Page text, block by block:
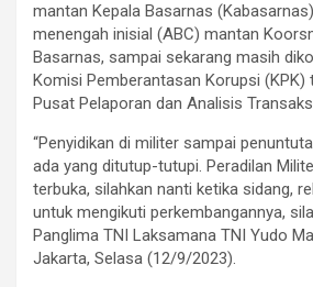
mantan Kepala Basarnas
menengah inisial (ABC) mantan
Basarnas, sampai sekarang masih
Komisi Pemberantasan Korupsi (KPK)
Pusat Pelaporan dan Analisis
“Penyidikan di militer sampai
ada yang ditutup-tutupi. Peradilan
terbuka, silahkan nanti ketika sidang,
untuk mengikuti perkembangannya,
Panglima TNI Laksamana TNI Yudo
Jakarta, Selasa (12/9/2023).